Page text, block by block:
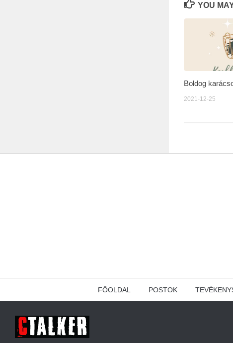
YOU
Boldog
2021-12-25
FŐOLDAL POSTOK